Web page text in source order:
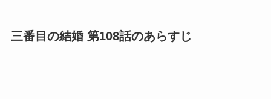
三番目の結婚 第108話のあらすじ